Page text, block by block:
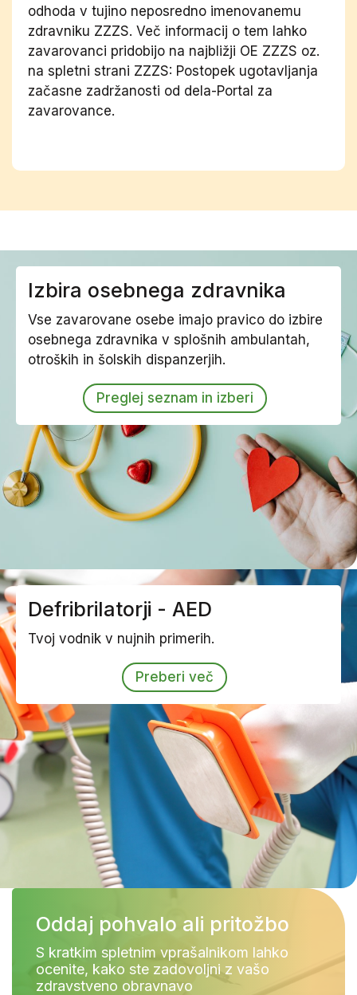
odhoda v tujino neposredno imenovanemu
zdravniku ZZZS. Več informacij o tem lahko
zavarovanci pridobijo na najbližji OE ZZZS oz.
na spletni strani ZZZS: Postopek ugotavljanja
začasne zadržanosti od dela-Portal za
zavarovance.
Izbira osebnega zdravnika
Vse zavarovane osebe imajo pravico do izbire
osebnega zdravnika v splošnih ambulantah,
otroških in šolskih dispanzerjih.
Preglej seznam in izberi
Defribrilatorji - AED
Tvoj vodnik v nujnih primerih.
Preberi več
Oddaj pohvalo ali pritožbo
S kratkim spletnim vprašalnikom lahko
ocenite, kako ste zadovoljni z vašo
zdravstveno obravnavo